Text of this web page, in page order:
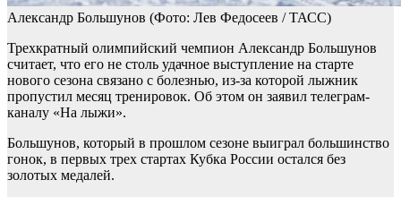
Александр Большунов (Фото: Лев Федосеев / ТАСС)
Трехкратный олимпийский чемпион Александр Большунов
считает, что его не столь удачное выступление на старте
нового сезона связано с болезнью, из-за которой лыжник
пропустил месяц тренировок. Об этом он заявил телеграм-
каналу «На лыжи».
Большунов, который в прошлом сезоне выиграл большинство
гонок, в первых трех стартах Кубка России остался без
золотых медалей.